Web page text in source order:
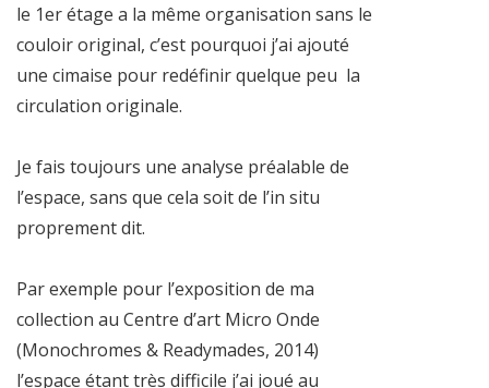
le 1er étage a la même organisation sans le
couloir original, c’est pourquoi j’ai ajouté
une cimaise pour redéfinir quelque peu la
circulation originale.
Je fais toujours une analyse préalable de
l’espace, sans que cela soit de l’in situ
proprement dit.
Par exemple pour l’exposition de ma
collection au Centre d’art Micro Onde
(Monochromes & Readymades, 2014)
l’espace étant très difficile j’ai joué au